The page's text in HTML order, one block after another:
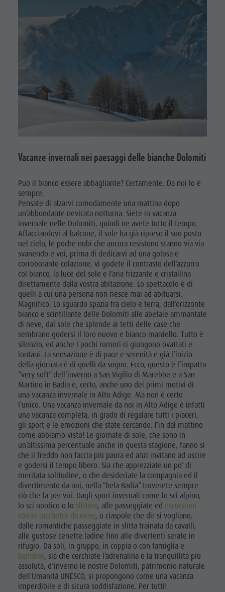
ladina
Musei e
altre
attrazioni
Borgo di
Pieve
Vacanze invernali nei paesaggi delle bianche Dolomiti
Può il bianco essere abbagliante? Certamente. Da noi lo è
sempre.
Pensate di alzarvi comodamente una mattina dopo
un’abbondante nevicata notturna. Siete in vacanza
invernale nelle Dolomiti, quindi ne avete tutto il tempo.
Affacciandovi al balcone, il sole ha già ripreso il suo posto
nel cielo, le poche nubi che ancora resistono stanno via via
svanendo e voi, prima di dedicarvi ad una golosa e
corroborante colazione, vi godete il contrasto dell’azzurro
col bianco, la luce del sole e l’aria frizzante e cristallina
direttamente dalla vostra abitazione. Lo spettacolo è di
quelli a cui una persona non riesce mai ad abituarsi.
Magnifico. Lo sguardo spazia fra cielo e terra, dall’orizzonte
bianco e scintillante delle Dolomiti alle abetaie ammantate
di neve, dal sole che splende ai tetti delle case che
sembrano godersi il loro nuovo e bianco mantello. Tutto è
silenzio, ed anche i pochi rumori ci giungono ovattati e
lontani. La sensazione è di pace e serenità e già l’inizio
della giornata è di quelli da sogno. Ecco, questo è l’impatto
“very soft” dell’inverno a San Vigilio di Marebbe e a San
Martino in Badia e, certo, anche uno dei primi motivi di
una vacanza invernale in Alto Adige. Ma non è certo
l’unico. Una vacanza invernale da noi in Alto Adige è infatti
una vacanza completa, in grado di regalare tutti i piaceri,
gli sport e le emozioni che state cercando. Fin dal mattino
come abbiamo visto! Le giornate di sole, che sono in
un’altissima percentuale anche in questa stagione, fanno sì
che il freddo non faccia più paura ed anzi invitano ad uscire
e godersi il tempo libero. Sia che apprezziate un po’ di
meritata solitudine, o che desideriate la compagnia ed il
divertimento da noi, nella “bela Badia” troverete sempre
ciò che fa per voi. Dagli sport invernali come lo sci alpino,
lo sci nordico o lo slittino, alle passeggiate ed escursioni
con le racchette da neve, o ciaspole che dir si vogliano,
dalle romantiche passeggiate in slitta trainata da cavalli,
alle gustose cenette ladine fino alle divertenti serate in
rifugio. Da soli, in gruppo, in coppia o con famiglia e
bambini, sia che cerchiate l’adrenalina o la tranquillità più
assoluta, d’inverno le nostre Dolomiti, patrimonio naturale
dell'Umanità UNESCO, si propongono come una vacanza
imperdibile e di sicura soddisfazione. Per tutti!